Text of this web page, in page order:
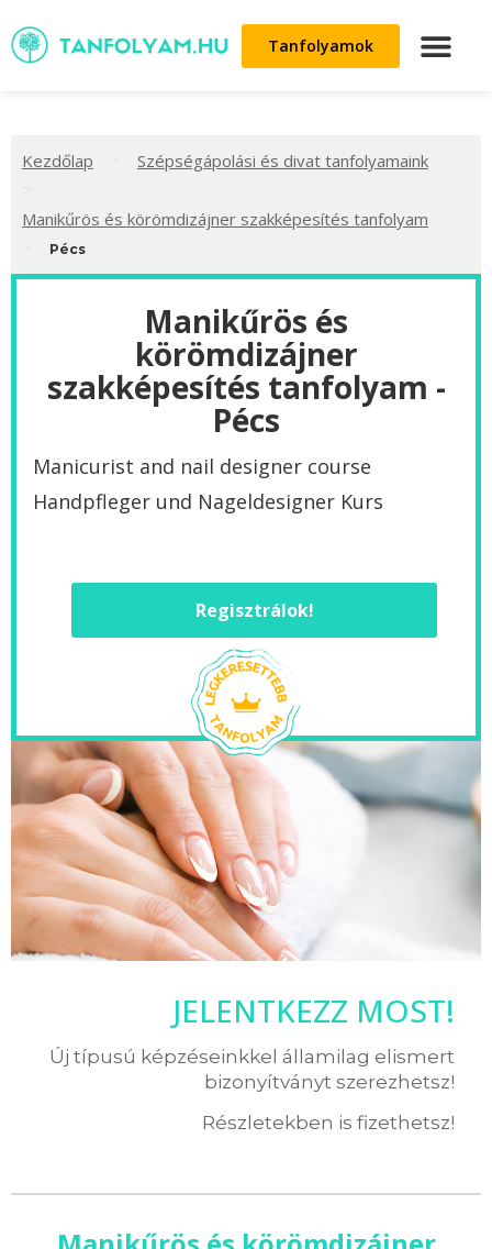
Tanfolyamok
Kezdőlap Szépségápolási és divat tanfolyamaink
Manikűrös és körömdizájner szakképesítés tanfolyam
Pécs
Manikűrös és
körömdizájner
szakképesítés tanfolyam -
Pécs
Manicurist and nail designer course
Handpfleger und Nageldesigner Kurs
Regisztrálok!
JELENTKEZZ MOST!
Új típusú képzéseinkkel államilag elismert
bizonyítványt szerezhetsz!
Részletekben is fizethetsz!